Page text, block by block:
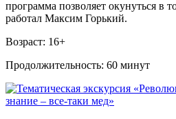
программа позволяет окунуться в
работал Максим Горький.
Возраст: 16+
Продолжительность: 60 минут